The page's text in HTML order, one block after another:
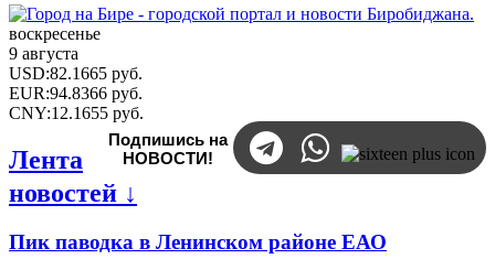
воскресенье
9 августа
USD:82.1665 руб.
EUR:94.8366 руб.
CNY:12.1655 руб.
Подпишись на
НОВОСТИ!
Лента
новостей ↓
Пик паводка в Ленинском районе ЕАО